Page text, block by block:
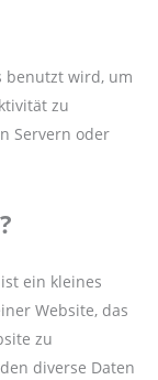
benutzt wird, um
zu
Servern oder
ein kleines
Website, das
zu
diverse Daten